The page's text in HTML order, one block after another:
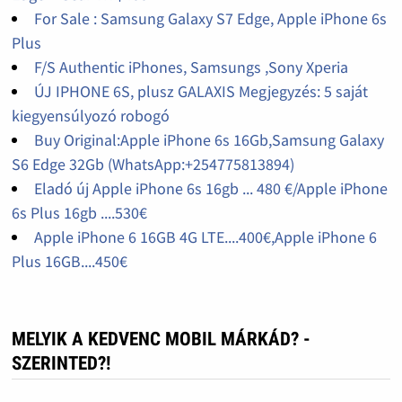
For Sale : Samsung Galaxy S7 Edge, Apple iPhone 6s
Plus
F/S Authentic iPhones, Samsungs ,Sony Xperia
ÚJ IPHONE 6S, plusz GALAXIS Megjegyzés: 5 saját
kiegyensúlyozó robogó
Buy Original:Apple iPhone 6s 16Gb,Samsung Galaxy
S6 Edge 32Gb (WhatsApp:+254775813894)
Eladó új Apple iPhone 6s 16gb ... 480 €/Apple iPhone
6s Plus 16gb ....530€
Apple iPhone 6 16GB 4G LTE....400€,Apple iPhone 6
Plus 16GB....450€
MELYIK A KEDVENC MOBIL MÁRKÁD? -
SZERINTED?!